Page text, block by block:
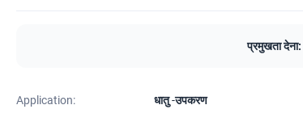
प्रमुखता देना:
Application: धातु -उपकरण